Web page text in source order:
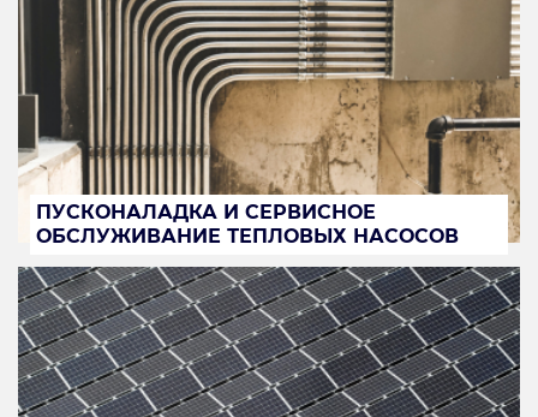
ПУСКОНАЛАДКА И СЕРВИСНОЕ
ОБСЛУЖИВАНИЕ ТЕПЛОВЫХ НАСОСОВ